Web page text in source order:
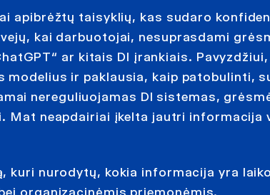
apibrėžtų taisyklių, kas sudaro
kai darbuotojai, nesuprasdami
ar kitais DI įrankiais.
modelius ir paklausia, kaip patobulinti,
nereguliuojamas DI sistemas,
Mat neapdairiai įkelta jautri informacija
kuri nurodytų, kokia informacija yra
organizacinėmis priemonėmis.